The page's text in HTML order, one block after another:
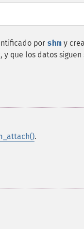
por shm y
que los datos siguen
.